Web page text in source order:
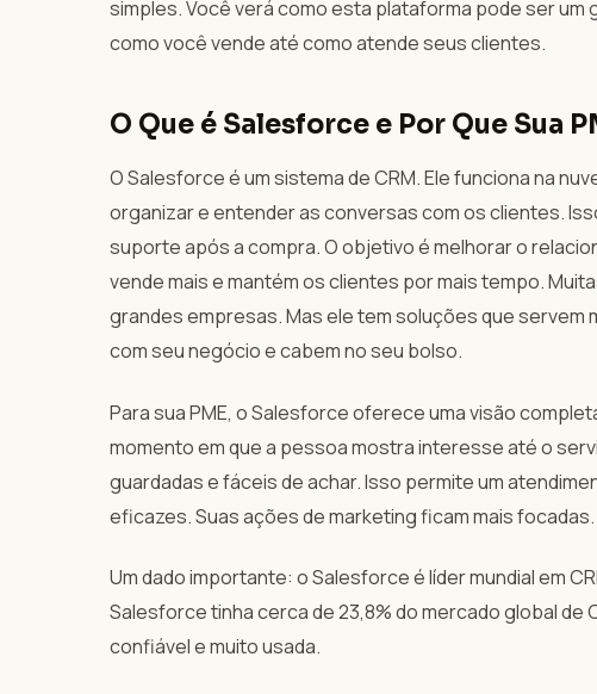
simples. Você verá como esta plataforma pode ser um
como você vende até como atende seus clientes.
O Que é Salesforce e Por Que Sua
O Salesforce é um sistema de CRM. Ele funciona na
organizar e entender as conversas com os clientes.
suporte após a compra. O objetivo é melhorar o
vende mais e mantém os clientes por mais tempo.
grandes empresas. Mas ele tem soluções que servem
com seu negócio e cabem no seu bolso.
Para sua PME, o Salesforce oferece uma visão
momento em que a pessoa mostra interesse até o
guardadas e fáceis de achar. Isso permite um
eficazes. Suas ações de marketing ficam mais focadas.
Um dado importante: o Salesforce é líder mundial em
Salesforce tinha cerca de 23,8% do mercado global de
confiável e muito usada.